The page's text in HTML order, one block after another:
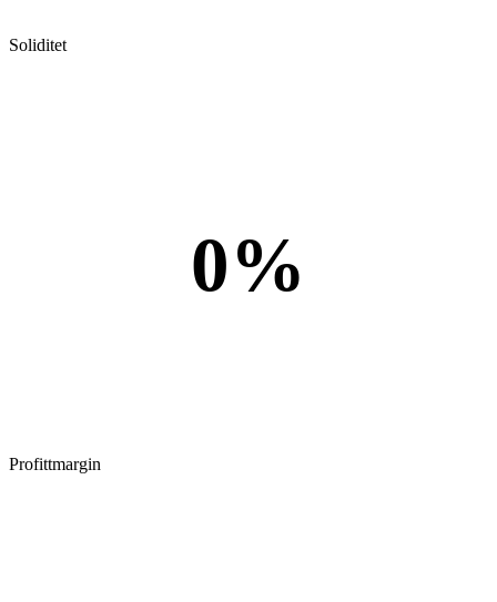
Soliditet
0%
Profittmargin